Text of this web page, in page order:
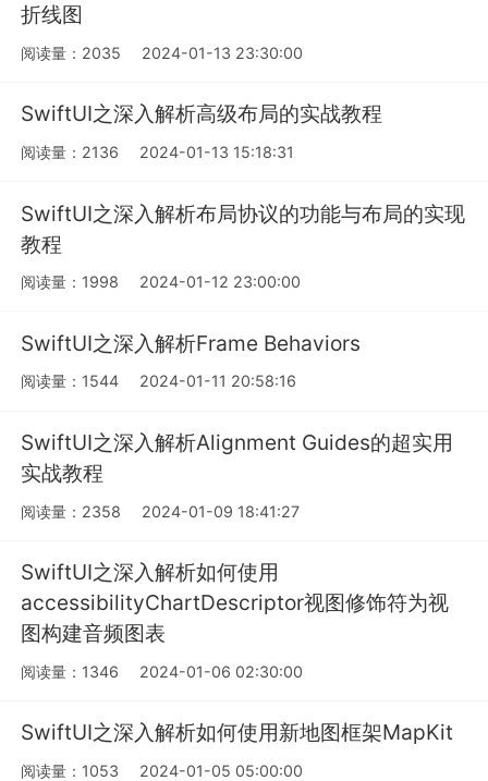
折线图
阅读量：2035 2024-01-13 23:30:00
SwiftUI之深入解析高级布局的实战教程
阅读量：2136 2024-01-13 15:18:31
SwiftUI之深入解析布局协议的功能与布局的实现
教程
阅读量：1998 2024-01-12 23:00:00
SwiftUI之深入解析Frame Behaviors
阅读量：1544 2024-01-11 20:58:16
SwiftUI之深入解析Alignment Guides的超实用
实战教程
阅读量：2358 2024-01-09 18:41:27
SwiftUI之深入解析如何使用
accessibilityChartDescriptor视图修饰符为视
图构建音频图表
阅读量：1346 2024-01-06 02:30:00
SwiftUI之深入解析如何使用新地图框架MapKit
阅读量：1053 2024-01-05 05:00:00